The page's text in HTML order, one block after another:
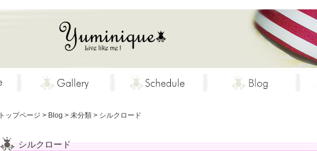
トップページ > Blog > 未分類 > シルクロード
シルクロード